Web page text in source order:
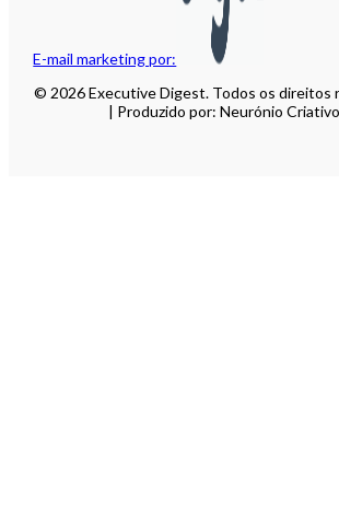
E-mail marketing por:
© 2026 Executive Digest. Todos os direitos
| Produzido por: Neurónio Criativo